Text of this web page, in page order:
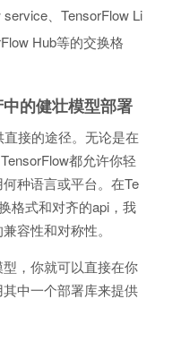
、TensorFlow Li
Hub等的交换格
的健壮模型部署
接的途径。无论是在
都允许你轻
种语言或平台。在Te
格式和对齐的api，我
容性和对称性。
，你就可以直接在你
中一个部署库来提供